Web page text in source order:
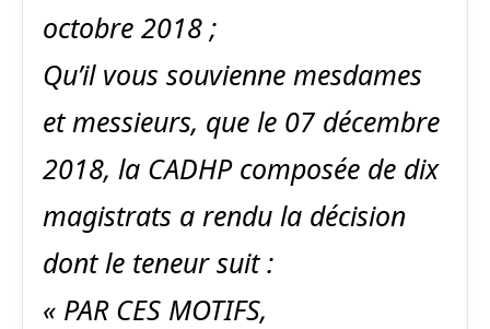
octobre 2018 ;
Qu’il vous souvienne mesdames
et messieurs, que le 07 décembre
2018, la CADHP composée de dix
magistrats a rendu la décision
dont le teneur suit :
« PAR CES MOTIFS,